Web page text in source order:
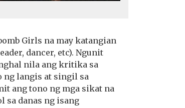
Girls na may katangian
dancer, etc). Ngunit
nila ang kritika sa
ng langis at singil sa
ang tono ng mga sikat na
sa danas ng isang